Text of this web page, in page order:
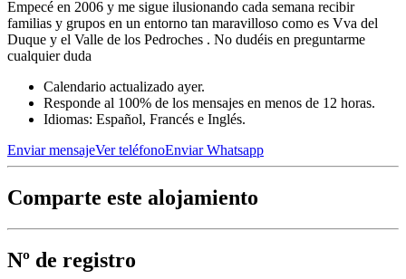
Empecé en 2006 y me sigue ilusionando cada semana recibir
familias y grupos en un entorno tan maravilloso como es Vva del
Duque y el Valle de los Pedroches . No dudéis en preguntarme
cualquier duda
Calendario actualizado ayer.
Responde al 100% de los mensajes en menos de 12 horas.
Idiomas: Español, Francés e Inglés.
Enviar mensajeVer teléfonoEnviar Whatsapp
Comparte este alojamiento
Nº de registro